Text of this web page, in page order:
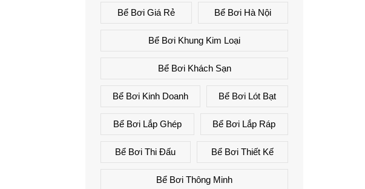
Bể Bơi Giá Rẻ Bể Bơi Hà Nội
Bể Bơi Khung Kim Loại
Bể Bơi Khách Sạn
Bể Bơi Kinh Doanh Bể Bơi Lót Bạt
Bể Bơi Lắp Ghép Bể Bơi Lắp Ráp
Bể Bơi Thi Đấu Bể Bơi Thiết Kế
Bể Bơi Thông Minh